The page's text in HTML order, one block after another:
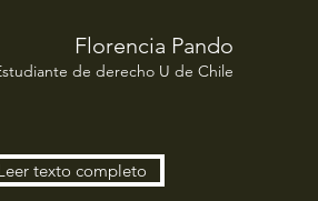
Florencia Pando
de derecho U de Chile
texto completo